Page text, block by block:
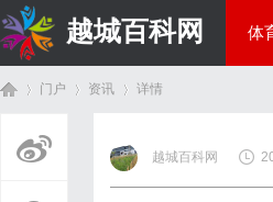
越城百科网 体
门户 资讯
›
详情
越城百科网